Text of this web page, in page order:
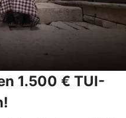
1.500 € TUI-